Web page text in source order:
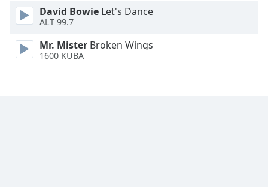
Modal
Dialog
End
David Bowie Let's Dance
ALT 99.7
Mr. Mister Broken Wings
1600 KUBA